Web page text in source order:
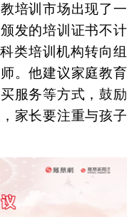
培训市场出现了一
发的培训证书不计
类培训机构转向组
。他建议家庭教育
服务等方式，鼓励
家长要注重与孩子